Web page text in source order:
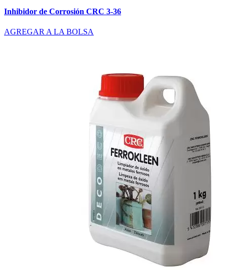
Inhibidor de Corrosión CRC 3-36
AGREGAR A LA BOLSA